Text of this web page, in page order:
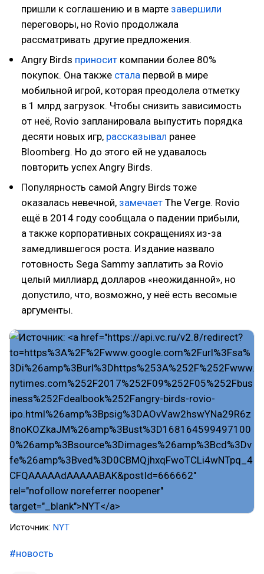
пришли к соглашению и в марте завершили
переговоры, но Rovio продолжала
рассматривать другие предложения.
Angry Birds приносит компании более 80%
покупок. Она также стала первой в мире
мобильной игрой, которая преодолела отметку
в 1 млрд загрузок. Чтобы снизить зависимость
от неё, Rovio запланировала выпустить порядка
десяти новых игр, рассказывал ранее
Bloomberg. Но до этого ей не удавалось
повторить успех Angry Birds.
Популярность самой Angry Birds тоже
оказалась невечной, замечает The Verge. Rovio
ещё в 2014 году сообщала о падении прибыли,
а также корпоративных сокращениях из-за
замедлившегося роста. Издание назвало
готовность Sega Sammy заплатить за Rovio
целый миллиард долларов «неожиданной», но
допустило, что, возможно, у неё есть весомые
аргументы.
Источник: NYT
#новость